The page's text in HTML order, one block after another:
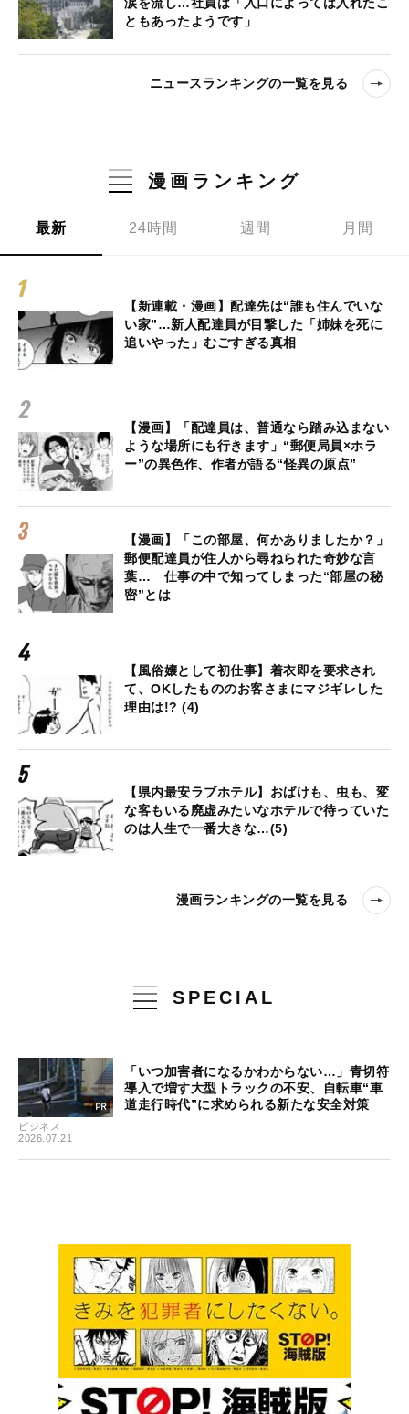
ともあったようです」
ニュースランキングの一覧を見る
漫画ランキング
最新 24時間 週間 月間
【新連載・漫画】配達先は“誰も住んでいな
い家”…新人配達員が目撃した「姉妹を死に
追いやった」むごすぎる真相
【漫画】「配達員は、普通なら踏み込まない
ような場所にも行きます」“郵便局員×ホラ
ー”の異色作、作者が語る“怪異の原点”
【漫画】「この部屋、何かありましたか？」
郵便配達員が住人から尋ねられた奇妙な言
葉… 仕事の中で知ってしまった“部屋の秘
密”とは
【風俗嬢として初仕事】着衣即を要求され
て、OKしたもののお客さまにマジギレした
理由は!? (4)
【県内最安ラブホテル】おばけも、虫も、変
な客もいる廃虚みたいなホテルで待っていた
のは人生で一番大きな…(5)
漫画ランキングの一覧を見る
SPECIAL
ビジネス
2026.07.21
「いつ加害者になるかわからない…」青切符
導入で増す大型トラックの不安、自転車“車
道走行時代”に求められる新たな安全対策